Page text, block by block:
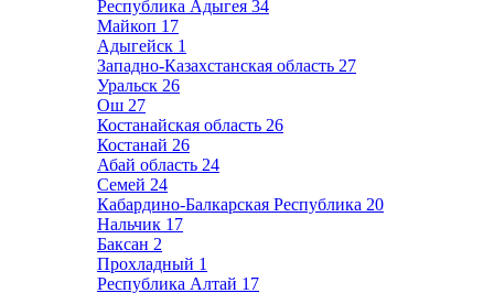
Республика Адыгея 34
Майкоп 17
Адыгейск 1
Западно-Казахстанская область 27
Уральск 26
Ош 27
Костанайская область 26
Костанай 26
Абай область 24
Семей 24
Кабардино-Балкарская Республика 20
Нальчик 17
Баксан 2
Прохладный 1
Республика Алтай 17